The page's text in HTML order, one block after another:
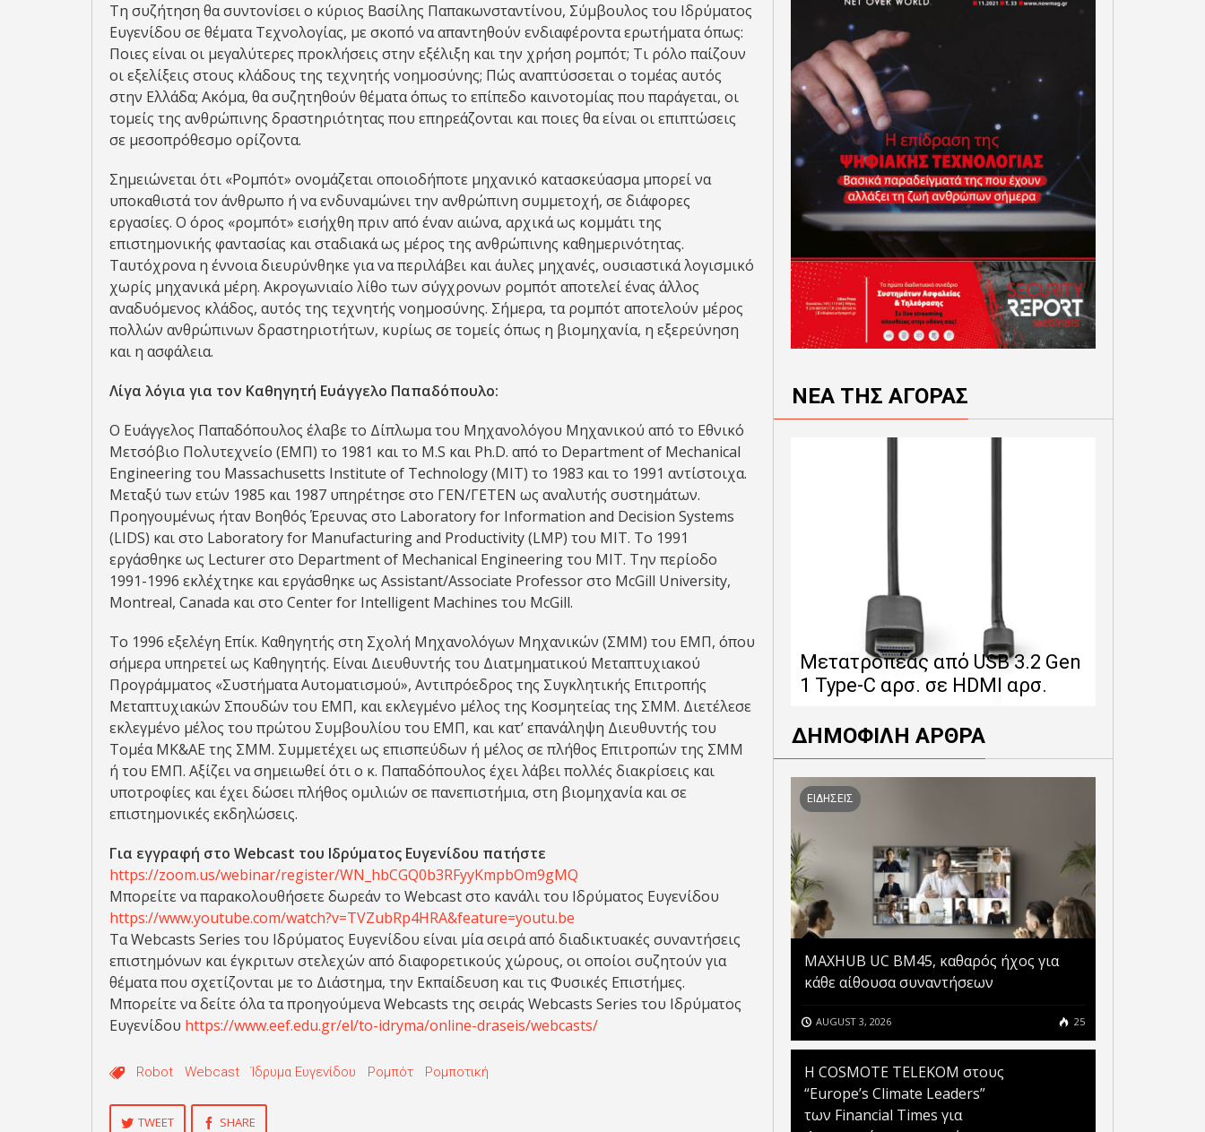
Τη συζήτηση θα συντονίσει ο κύριος Βασίλης Παπακωνσταντίνου, Σύμβουλος του Ιδρύματος
Ευγενίδου σε θέματα Τεχνολογίας, με σκοπό να απαντηθούν ενδιαφέροντα ερωτήματα όπως:
Ποιες είναι οι μεγαλύτερες προκλήσεις στην εξέλιξη και την χρήση ρομπότ; Τι ρόλο παίζουν
οι εξελίξεις στους κλάδους της τεχνητής νοημοσύνης; Πώς αναπτύσσεται ο τομέας αυτός
στην Ελλάδα; Ακόμα, θα συζητηθούν θέματα όπως το επίπεδο καινοτομίας που παράγεται, οι
τομείς της ανθρώπινης δραστηριότητας που επηρεάζονται και ποιες θα είναι οι επιπτώσεις
σε μεσοπρόθεσμο ορίζοντα.
Σημειώνεται ότι «Ρομπότ» ονομάζεται οποιοδήποτε μηχανικό κατασκεύασμα μπορεί να
υποκαθιστά τον άνθρωπο ή να ενδυναμώνει την ανθρώπινη συμμετοχή, σε διάφορες
εργασίες. Ο όρος «ρομπότ» εισήχθη πριν από έναν αιώνα, αρχικά ως κομμάτι της
επιστημονικής φαντασίας και σταδιακά ως μέρος της ανθρώπινης καθημερινότητας.
Ταυτόχρονα η έννοια διευρύνθηκε για να περιλάβει και άυλες μηχανές, ουσιαστικά λογισμικό
χωρίς μηχανικά μέρη. Ακρογωνιαίο λίθο των σύγχρονων ρομπότ αποτελεί ένας άλλος
αναδυόμενος κλάδος, αυτός της τεχνητής νοημοσύνης. Σήμερα, τα ρομπότ αποτελούν μέρος
πολλών ανθρώπινων δραστηριοτήτων, κυρίως σε τομείς όπως η βιομηχανία, η εξερεύνηση
και η ασφάλεια.
Λίγα λόγια για τον Kαθηγητή Ευάγγελο Παπαδόπουλο:
Ο Ευάγγελος Παπαδόπουλος έλαβε το Δίπλωμα του Μηχανολόγου Μηχανικού από το Εθνικό
Μετσόβιο Πολυτεχνείο (ΕΜΠ) το 1981 και το M.S και Ph.D. από το Department of Mechanical
Engineering του Massachusetts Institute of Technology (MIT) το 1983 και το 1991 αντίστοιχα.
Μεταξύ των ετών 1985 και 1987 υπηρέτησε στο ΓΕΝ/ΓΕΤΕΝ ως αναλυτής συστημάτων.
Προηγουμένως ήταν Βοηθός Έρευνας στο Laboratory for Information and Decision Systems
(LIDS) και στο Laboratory for Manufacturing and Productivity (LMP) του MIT. Το 1991
εργάσθηκε ως Lecturer στο Department of Mechanical Engineering του ΜΙΤ. Την περίοδο
1991-1996 εκλέχτηκε και εργάσθηκε ως Assistant/Associate Professor στο McGill University,
Montreal, Canada και στο Center for Intelligent Machines του McGill.
Το 1996 εξελέγη Επίκ. Καθηγητής στη Σχολή Μηχανολόγων Μηχανικών (ΣΜΜ) του ΕΜΠ, όπου
σήμερα υπηρετεί ως Καθηγητής. Είναι Διευθυντής του Διατμηματικού Μεταπτυχιακού
Προγράμματος «Συστήματα Αυτοματισμού», Αντιπρόεδρος της Συγκλητικής Επιτροπής
Μεταπτυχιακών Σπουδών του ΕΜΠ, και εκλεγμένο μέλος της Κοσμητείας της ΣΜΜ. Διετέλεσε
εκλεγμένο μέλος του πρώτου Συμβουλίου του ΕΜΠ, και κατ’ επανάληψη Διευθυντής του
Τομέα ΜΚ&ΑΕ της ΣΜΜ. Συμμετέχει ως επισπεύδων ή μέλος σε πλήθος Επιτροπών της ΣΜΜ
ή του ΕΜΠ. Αξίζει να σημειωθεί ότι ο κ. Παπαδόπουλος έχει λάβει πολλές διακρίσεις και
υποτροφίες και έχει δώσει πλήθος ομιλιών σε πανεπιστήμια, στη βιομηχανία και σε
επιστημονικές εκδηλώσεις.
Για εγγραφή στο Webcast του Ιδρύματος Ευγενίδου πατήστε
https://zoom.us/webinar/register/WN_hbCGQ0b3RFyyKmpbOm9gMQ
Μπορείτε να παρακολουθήσετε δωρεάν το Webcast στο κανάλι του Ιδρύματος Ευγενίδου
https://www.youtube.com/watch?v=TVZubRp4HRA&feature=youtu.be
Τα Webcasts Series του Ιδρύματος Ευγενίδου είναι μία σειρά από διαδικτυακές συναντήσεις
επιστημόνων και έγκριτων στελεχών από διαφορετικούς χώρους, οι οποίοι συζητούν για
θέματα που σχετίζονται με το Διάστημα, την Εκπαίδευση και τις Φυσικές Επιστήμες.
Μπορείτε να δείτε όλα τα προηγούμενα Webcasts της σειράς Webcasts Series του Ιδρύματος
Ευγενίδου https://www.eef.edu.gr/el/to-idryma/online-draseis/webcasts/
Robot Webcast Ίδρυμα Ευγενίδου Ρομπότ Ρομποτική
TWEET SHARE
ΝΕΑ ΤΗΣ ΑΓΟΡΑΣ
Μετατροπέας από USB 3.2 Gen
1 Type-C αρσ. σε HDMI αρσ.
ΔΗΜΟΦΙΛΗ ΑΡΘΡΑ
ΕΙΔΗΣΕΙΣ
MAXHUB UC BM45, καθαρός ήχος για
κάθε αίθουσα συναντήσεων
AUGUST 3, 2026 25
Η COSMOTE TELEKOM στους
“Europe’s Climate Leaders”
των Financial Times για